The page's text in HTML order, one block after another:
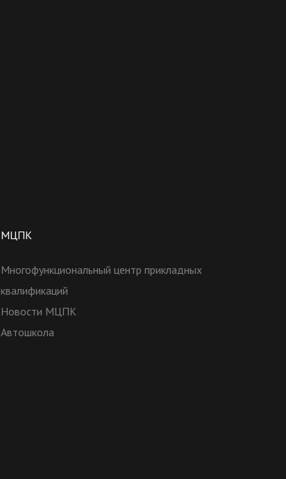
МЦПК
Многофункциональный центр прикладных
квалификаций
Новости МЦПК
Автошкола